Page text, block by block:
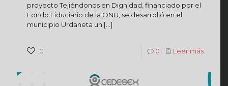
proyecto Tejiéndonos en Dignidad, financiado por el
Fondo Fiduciario de la ONU, se desarrolló en el
municipio Urdaneta un […]
0 0 Leer más